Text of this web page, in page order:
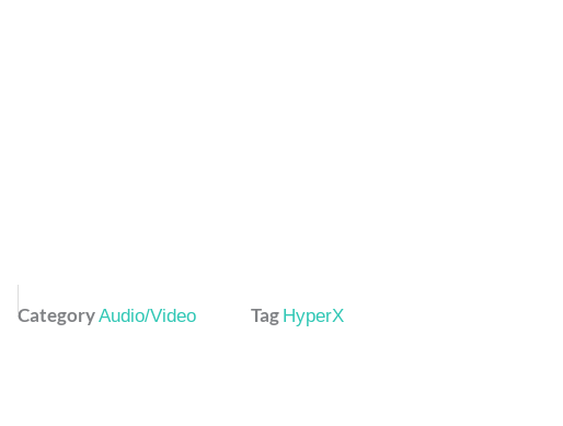
CategoryAudio/Video Tag HyperX